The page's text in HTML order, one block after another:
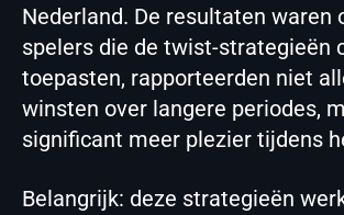
Nederland. De resultaten waren
spelers die de twist-strategieën
toepasten, rapporteerden niet
winsten over langere periodes,
significant meer plezier tijdens
Belangrijk: deze strategieën